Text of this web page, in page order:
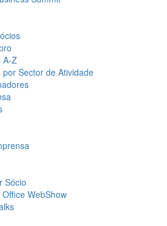
A-Z
por Sector de Atividade
Sócio
WebShow